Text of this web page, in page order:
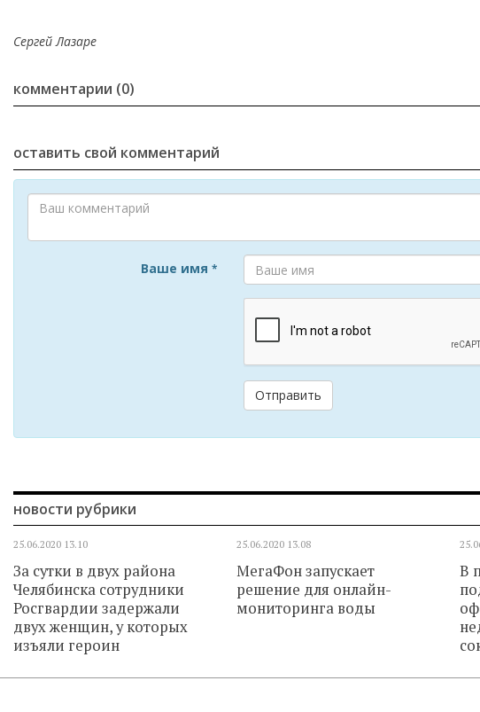
Сергей Лазаре
комментарии (0)
оставить свой комментарий
Ваше имя *
Отправить
новости рубрики
25.06.2020 13.10
За сутки в двух района
Челябинска сотрудники
Росгвардии задержали
двух женщин, у которых
изъяли героин
25.06.2020 13.08
МегаФон запускает
решение для онлайн-
мониторинга воды
В